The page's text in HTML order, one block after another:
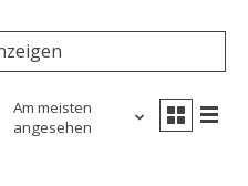
Am meisten
angesehen